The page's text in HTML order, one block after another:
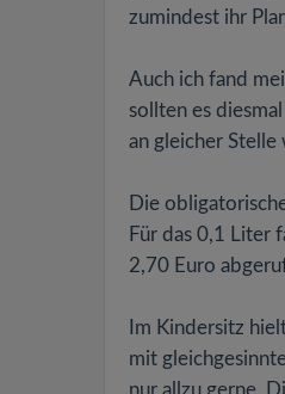
zumindest ihr
Auch ich fand
sollten es
an gleicher Stelle
Die
Für das 0,1 Liter
2,70 Euro
Im Kindersitz
mit
nur allzu gerne.